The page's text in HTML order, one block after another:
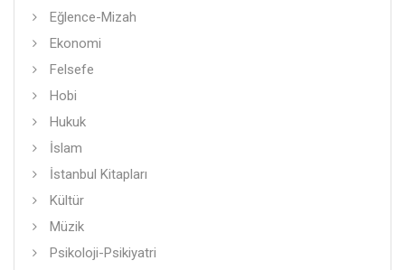
Eğlence-Mizah
Ekonomi
Felsefe
Hobi
Hukuk
İslam
İstanbul Kitapları
Kültür
Müzik
Psikoloji-Psikiyatri